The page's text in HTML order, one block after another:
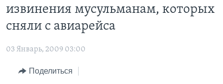
контент
основной
навигации
Перейти
ИТОГИ
ПОЧЕМУ ЭТО ВАЖНО?
НАША АМЕРИКАНСКАЯ ИСТОРИЯ
А КАК В АМЕРИКЕ?
ИНТЕРВЬЮ
ФАКТЫ ПРОТИВ ФЕЙКОВ
извинения мусульманам, которых
сняли с авиарейса
03 Январь, 2009 03:00
Поделиться